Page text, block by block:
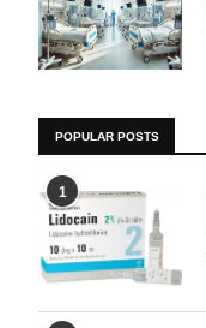
POPULAR POSTS
1